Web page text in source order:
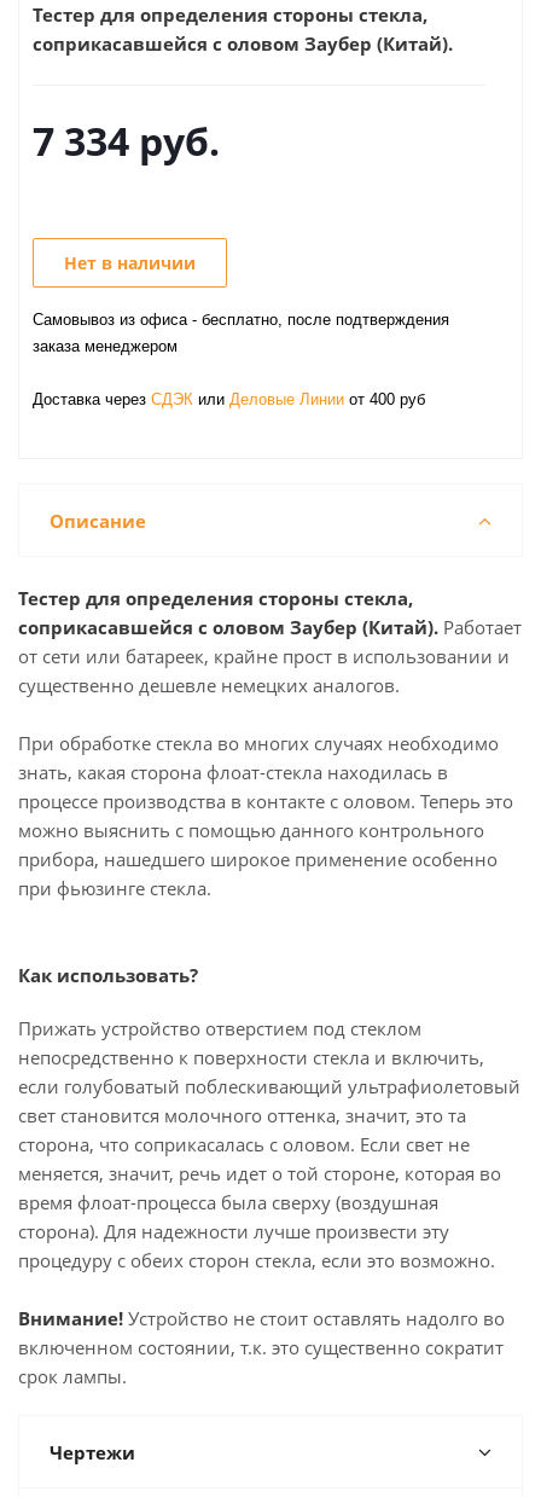
Тестер для определения стороны стекла,
соприкасавшейся с оловом Заубер (Китай).
7 334 руб.
Нет в наличии
Самовывоз из офиса - бесплатно, после подтверждения
заказа менеджером
Доставка через СДЭК или Деловые Линии от 400 руб
Описание
Тестер для определения стороны стекла,
соприкасавшейся с оловом Заубер (Китай). Работает
от сети или батареек, крайне прост в использовании и
существенно дешевле немецких аналогов.
При обработке стекла во многих случаях необходимо
знать, какая сторона флоат-стекла находилась в
процессе производства в контакте с оловом. Теперь это
можно выяснить с помощью данного контрольного
прибора, нашедшего широкое применение особенно
при фьюзинге стекла.
Как использовать?
Прижать устройство отверстием под стеклом
непосредственно к поверхности стекла и включить,
если голубоватый поблескивающий ультрафиолетовый
свет становится молочного оттенка, значит, это та
сторона, что соприкасалась с оловом. Если свет не
меняется, значит, речь идет о той стороне, которая во
время флоат-процесса была сверху (воздушная
сторона). Для надежности лучше произвести эту
процедуру с обеих сторон стекла, если это возможно.
Внимание! Устройство не стоит оставлять надолго во
включенном состоянии, т.к. это существенно сократит
срок лампы.
Чертежи